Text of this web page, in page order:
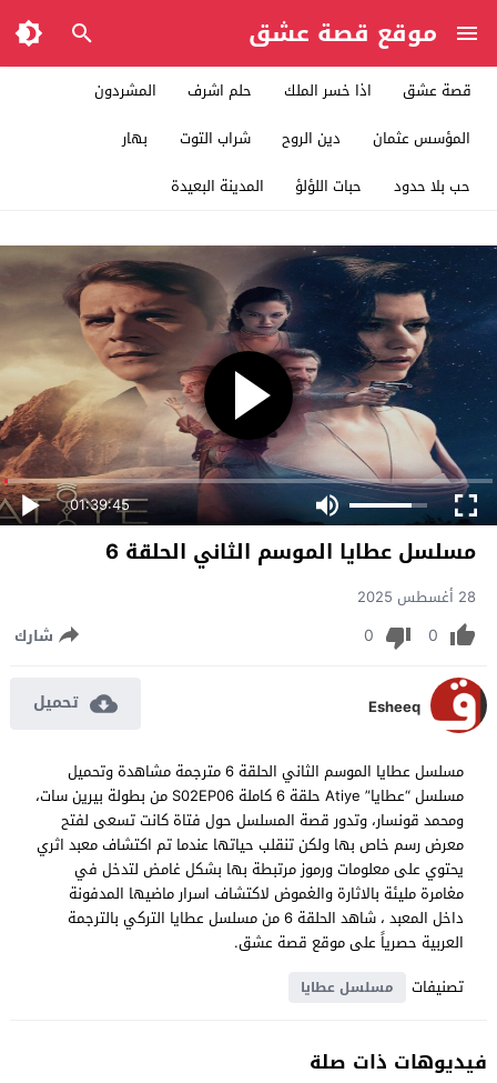
موقع قصة عشق
قصة عشق اذا خسر الملك حلم اشرف
المشردون
المؤسس عثمان
دين الروح شراب التوت
بهار
حب بلا حدود
حبات اللؤلؤ المدينة البعيدة
01:39:45
مسلسل عطايا الموسم الثاني الحلقة 6
28 أغسطس 2025
0
0 شارك
Esheeq تحميل
مسلسل عطايا الموسم الثاني الحلقة 6 مترجمة مشاهدة وتحميل
مسلسل “عطايا” Atiye حلقة 6 كاملة S02EP06 من بطولة بيرين سات،
ومحمد قونسار، وتدور قصة المسلسل حول فتاة كانت تسعى لفتح
معرض رسم خاص بها ولكن تنقلب حياتها عندما تم اكتشاف معبد اثري
يحتوي على معلومات ورموز مرتبطة بها بشكل غامض لتدخل في
مغامرة مليئة بالاثارة والغموض لاكتشاف اسرار ماضيها المدفونة
داخل المعبد ، شاهد الحلقة 6 من مسلسل عطايا التركي بالترجمة
العربية حصرياً على موقع قصة عشق.
تصنيفات
مسلسل عطايا
فيديوهات ذات صلة